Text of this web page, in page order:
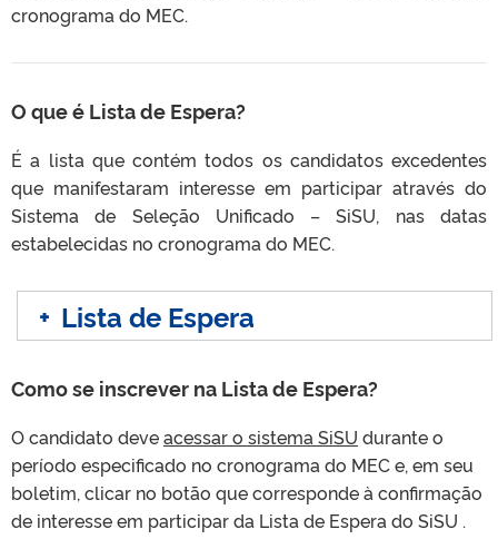
cronograma do MEC.
O que é Lista de Espera?
É a lista que contém todos os candidatos excedentes
que manifestaram interesse em participar através do
Sistema de Seleção Unificado – SiSU, nas datas
estabelecidas no cronograma do MEC.
+ Lista de Espera
Como se inscrever na Lista de Espera?
O candidato deveacessar o sistema SiSU durante o
período especificado no cronograma do MEC e, em seu
boletim, clicar no botão que corresponde à confirmação
de interesse em participar da Lista de Espera do SiSU .